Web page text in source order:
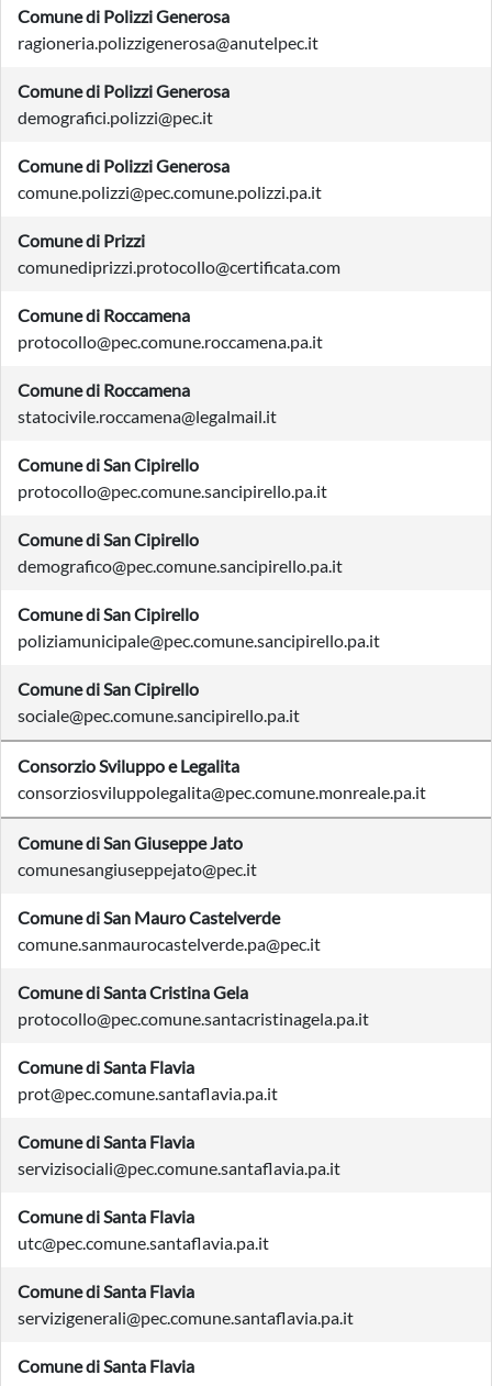
Comune di Polizzi Generosa
ragioneria.polizzigenerosa@anutelpec.it
Comune di Polizzi Generosa
demografici.polizzi@pec.it
Comune di Polizzi Generosa
comune.polizzi@pec.comune.polizzi.pa.it
Comune di Prizzi
comunediprizzi.protocollo@certificata.com
Comune di Roccamena
protocollo@pec.comune.roccamena.pa.it
Comune di Roccamena
statocivile.roccamena@legalmail.it
Comune di San Cipirello
protocollo@pec.comune.sancipirello.pa.it
Comune di San Cipirello
demografico@pec.comune.sancipirello.pa.it
Comune di San Cipirello
poliziamunicipale@pec.comune.sancipirello.pa.it
Comune di San Cipirello
sociale@pec.comune.sancipirello.pa.it
Consorzio Sviluppo e Legalita
consorziosviluppolegalita@pec.comune.monreale.pa.it
Comune di San Giuseppe Jato
comunesangiuseppejato@pec.it
Comune di San Mauro Castelverde
comune.sanmaurocastelverde.pa@pec.it
Comune di Santa Cristina Gela
protocollo@pec.comune.santacristinagela.pa.it
Comune di Santa Flavia
prot@pec.comune.santaflavia.pa.it
Comune di Santa Flavia
servizisociali@pec.comune.santaflavia.pa.it
Comune di Santa Flavia
utc@pec.comune.santaflavia.pa.it
Comune di Santa Flavia
servizigenerali@pec.comune.santaflavia.pa.it
Comune di Santa Flavia